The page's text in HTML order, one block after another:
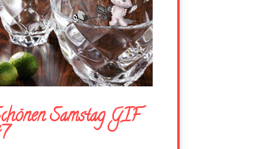
Samstag GIF